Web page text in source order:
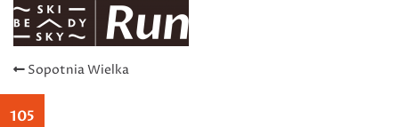
Sopotnia Wielka
105